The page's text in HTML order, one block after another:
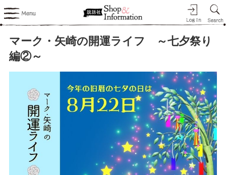
マーク・矢崎の開運ライフ ～七夕祭り
編②～